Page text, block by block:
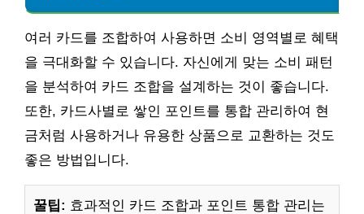
여러 카드를 조합하여 사용하면 소비 영역별로 혜택
을 극대화할 수 있습니다. 자신에게 맞는 소비 패턴
을 분석하여 카드 조합을 설계하는 것이 좋습니다.
또한, 카드사별로 쌓인 포인트를 통합 관리하여 현
금처럼 사용하거나 유용한 상품으로 교환하는 것도
좋은 방법입니다.
꿀팁: 효과적인 카드 조합과 포인트 통합 관리는